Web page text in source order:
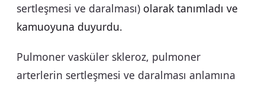
sertleşmesi ve daralması) olarak tanımladı ve
kamuoyuna duyurdu.
Pulmoner vasküler skleroz, pulmoner
arterlerin sertleşmesi ve daralması anlamına